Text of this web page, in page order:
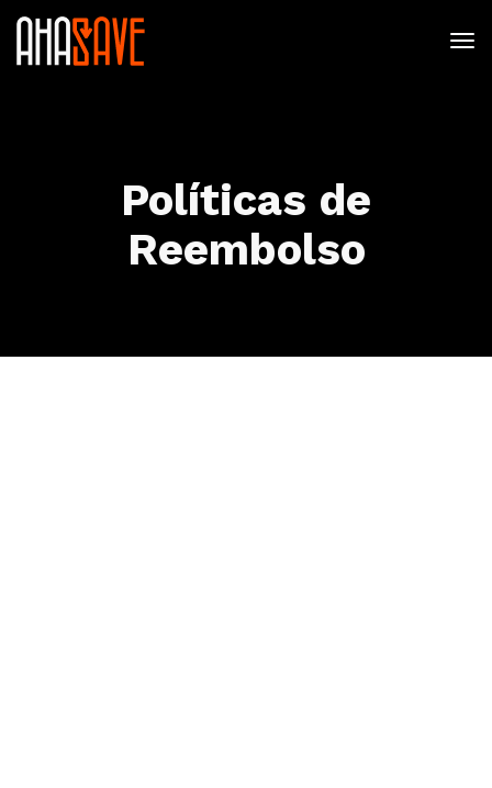
Políticas de
Reembolso